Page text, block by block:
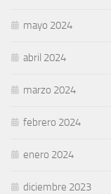
mayo 2024
abril 2024
marzo 2024
febrero 2024
enero 2024
diciembre 2023